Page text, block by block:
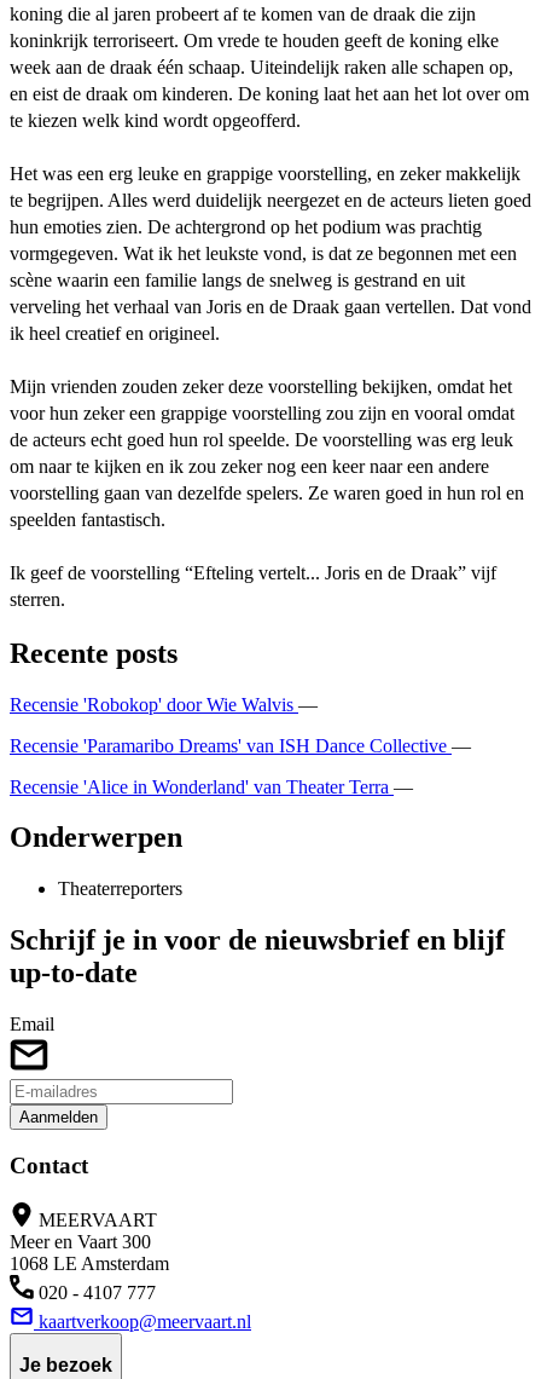
koning die al jaren probeert af te komen van de draak die zijn
koninkrijk terroriseert. Om vrede te houden geeft de koning elke
week aan de draak één schaap. Uiteindelijk raken alle schapen op,
en eist de draak om kinderen. De koning laat het aan het lot over om
te kiezen welk kind wordt opgeofferd.
Het was een erg leuke en grappige voorstelling, en zeker makkelijk
te begrijpen. Alles werd duidelijk neergezet en de acteurs lieten goed
hun emoties zien. De achtergrond op het podium was prachtig
vormgegeven. Wat ik het leukste vond, is dat ze begonnen met een
scène waarin een familie langs de snelweg is gestrand en uit
verveling het verhaal van Joris en de Draak gaan vertellen. Dat vond
ik heel creatief en origineel.
Mijn vrienden zouden zeker deze voorstelling bekijken, omdat het
voor hun zeker een grappige voorstelling zou zijn en vooral omdat
de acteurs echt goed hun rol speelde. De voorstelling was erg leuk
om naar te kijken en ik zou zeker nog een keer naar een andere
voorstelling gaan van dezelfde spelers. Ze waren goed in hun rol en
speelden fantastisch.
Ik geef de voorstelling “Efteling vertelt... Joris en de Draak” vijf
sterren.
Recente posts
Recensie 'Robokop' door Wie Walvis —
Recensie 'Paramaribo Dreams' van ISH Dance Collective —
Recensie 'Alice in Wonderland' van Theater Terra —
Onderwerpen
Theaterreporters
Schrijf je in voor de nieuwsbrief en blijf
up-to-date
Email
Aanmelden
Contact
MEERVAART
Meer en Vaart 300
1068 LE Amsterdam
020 - 4107 777
kaartverkoop@meervaart.nl
Je bezoek